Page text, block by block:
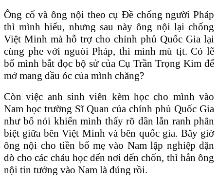
Ông cố và ông nội theo cụ Đề chống người Pháp
thì mình hiểu, nhưng sau này ông nội lại chống
Việt Minh mà hỗ trợ cho chính phủ Quốc Gia lại
cùng phe với nguòi Pháp, thì mình mù tịt. Có lẽ
bố mình bắt đọc bộ sử của Cụ Trần Trọng Kim để
mở mang đầu óc của mình chăng?
Còn việc anh sinh viên kèm học cho mình vào
Nam học trường Sĩ Quan của chính phủ Quốc Gia
như bố nói khiến mình thấy rõ dần lằn ranh phân
biệt giữa bên Việt Minh và bên quốc gia. Bây giờ
ông nội cho tiền bố mẹ vào Nam lập nghiệp dặn
dò cho các cháu học đến nơi đến chốn, thì hẳn ông
nội tin tưởng vào Nam là đúng rồi.